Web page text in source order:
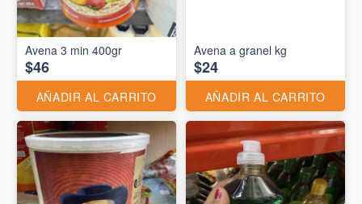
Avena 3 min 400gr
$46
AÑADIR AL CARRITO
Avena a granel kg
$24
AÑADIR AL CARRITO